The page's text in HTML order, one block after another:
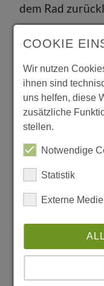
dem Rad
Gibt es etwas,
nicht
Fernreisen. Mir
Flugreisen ein
wäre ich
Meinung nach
Verständnis
Nur durch
sich Vorurteile
aufbauen.
unverzichtbar,
COOKIE
Wir nutzen
ihnen sind
uns helfen, diese
zusätzliche
stellen.
Notwendige
Statistik
Externe